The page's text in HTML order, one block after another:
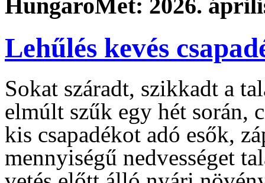
HungaroMet: 2026.
Lehűlés kevés
Sokat száradt, szikkadt a
elmúlt szűk egy hét során,
kis csapadékot adó esők,
mennyiségű nedvességet